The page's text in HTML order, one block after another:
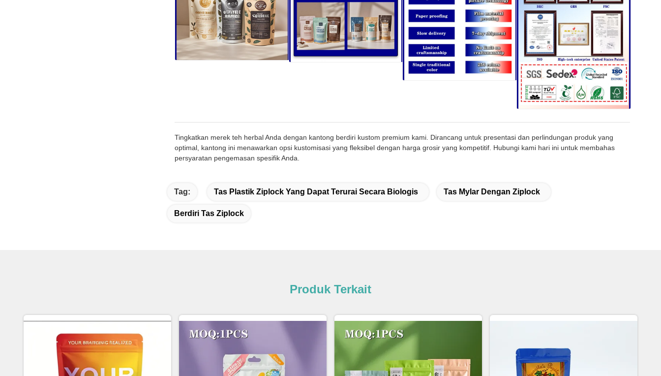
Tingkatkan merek teh herbal Anda dengan kantong berdiri kustom premium kami. Dirancang untuk presentasi dan perlindungan produk yang
optimal, kantong ini menawarkan opsi kustomisasi yang fleksibel dengan harga grosir yang kompetitif. Hubungi kami hari ini untuk membahas
persyaratan pengemasan spesifik Anda.
Tag: Tas Plastik Ziplock Yang Dapat Terurai Secara Biologis Tas Mylar Dengan Ziplock
Berdiri Tas Ziplock
Produk Terkait